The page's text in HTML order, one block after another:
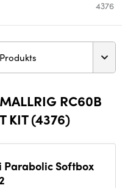
4376
RC60B
KIT (4376)
Parabolic Softbox